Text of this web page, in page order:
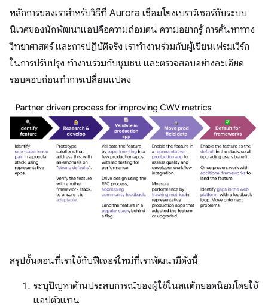
หลักการของเราสำหรับวิธีที่ Aurora เชื่อมโยงเบราว์เซอร์กับระบบ
นิเวศของนักพัฒนาแอปคือความถ่อมตน ความอยากรู้ การค้นหาทาง
วิทยาศาสตร์ และการปฏิบัติจริง เราทำงานร่วมกับผู้เขียนเฟรมเวิร์ก
ในการปรับปรุง ทำงานร่วมกับชุมชน และตรวจสอบอย่างละเอียด
รอบคอบก่อนทำการเปลี่ยนแปลง
สรุปขั้นตอนที่เราใช้กับฟีเจอร์ใหม่ที่เราพัฒนามีดังนี้
ระบุปัญหาด้านประสบการณ์ของผู้ใช้ในสแต็กยอดนิยมโดยใช้
แอปตัวแทน